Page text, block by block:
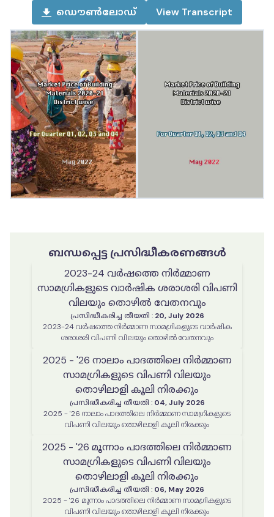
ഡൌൺലോഡ് View Transcript
ബന്ധപ്പെട്ട പ്രസിദ്ധീകരണങ്ങൾ
2023-24 വർഷത്തെ നിർമ്മാണ
സാമഗ്രികളുടെ വാർഷിക ശരാശരി വിപണി
വിലയും തൊഴിൽ വേതനവും
പ്രസിദ്ധീകരിച്ച തീയതി : 20, July 2026
2023-24 വർഷത്തെ നിർമ്മാണ സാമഗ്രികളുടെ വാർഷിക
ശരാശരി വിപണി വിലയും തൊഴിൽ വേതനവും
2025 - '26 നാലാം പാദത്തിലെ നിർമ്മാണ
സാമഗ്രികളുടെ വിപണി വിലയും
തൊഴിലാളി കൂലി നിരക്കും
പ്രസിദ്ധീകരിച്ച തീയതി : 04, July 2026
2025 - '26 നാലാം പാദത്തിലെ നിർമ്മാണ സാമഗ്രികളുടെ
വിപണി വിലയും തൊഴിലാളി കൂലി നിരക്കും
2025 - '26 മൂന്നാം പാദത്തിലെ നിർമ്മാണ
സാമഗ്രികളുടെ വിപണി വിലയും
തൊഴിലാളി കൂലി നിരക്കും
പ്രസിദ്ധീകരിച്ച തീയതി : 06, May 2026
2025 - '26 മൂന്നാം പാദത്തിലെ നിർമ്മാണ സാമഗ്രികളുടെ
വിപണി വിലയും തൊഴിലാളി കൂലി നിരക്കും